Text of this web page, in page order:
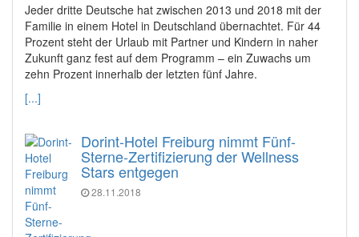
Jeder dritte Deutsche hat zwischen 2013 und 2018 mit der
Familie in einem Hotel in Deutschland übernachtet. Für 44
Prozent steht der Urlaub mit Partner und Kindern in naher
Zukunft ganz fest auf dem Programm – ein Zuwachs um
zehn Prozent innerhalb der letzten fünf Jahre.
[...]
Dorint-Hotel Freiburg nimmt Fünf-
Sterne-Zertifizierung der Wellness
Stars entgegen
28.11.2018